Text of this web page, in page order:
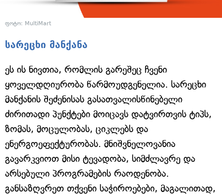
ფოტო: MultiMart
სარეცხი მანქანა
ეს ის ნივთია, რომლის გარეშეც ჩვენი
ყოველდღიურობა წარმოუდგენელია. სარეცხი
მანქანის შეძენისას გასათვალისწინებელი
ძირითადი პუნქტები მოიცავს დატვირთვის ტიპს,
ზომას, მოცულობას, ციკლებს და
ენერგოეფექტურობას. მნიშვნელოვანია
გავარკვიოთ მისი ტევადობა, სიმძლავრე და
არსებული პროგრამების რაოდენობა.
განსაზღვრეთ თქვენი საჭიროებები, მაგალითად,